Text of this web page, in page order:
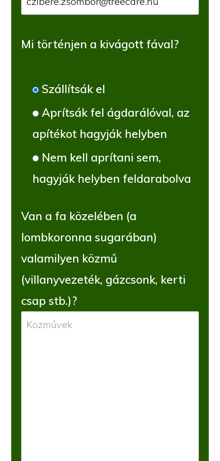
Mi történjen a kivágott fával?
Szállítsák el
Aprítsák fel ágdarálóval, az
apítékot hagyják helyben
Nem kell aprítani sem,
hagyják helyben feldarabolva
Van a fa közelében (a
lombkoronna sugarában)
valamilyen közmű
(villanyvezeték, gázcsonk, kerti
csap stb.)?